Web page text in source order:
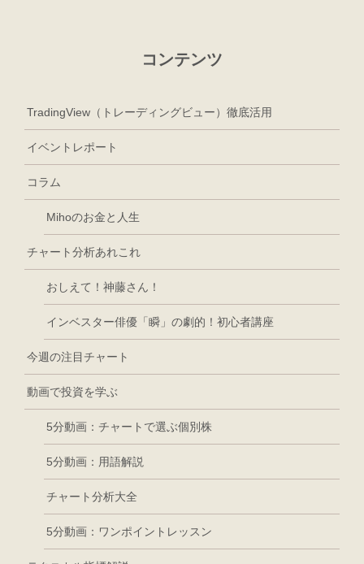
コンテンツ
TradingView（トレーディングビュー）徹底活用
イベントレポート
コラム
Mihoのお金と人生
チャート分析あれこれ
おしえて！神藤さん！
インベスター俳優「瞬」の劇的！初心者講座
今週の注目チャート
動画で投資を学ぶ
5分動画：チャートで選ぶ個別株
5分動画：用語解説
チャート分析大全
5分動画：ワンポイントレッスン